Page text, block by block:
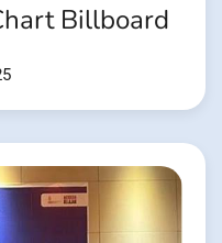
Billboard